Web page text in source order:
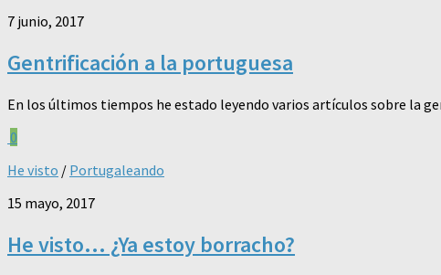
7 junio, 2017
Gentrificación a la portuguesa
En los últimos tiempos he estado leyendo varios artículos sobre la
0
He visto / Portugaleando
15 mayo, 2017
He visto… ¿Ya estoy borracho?